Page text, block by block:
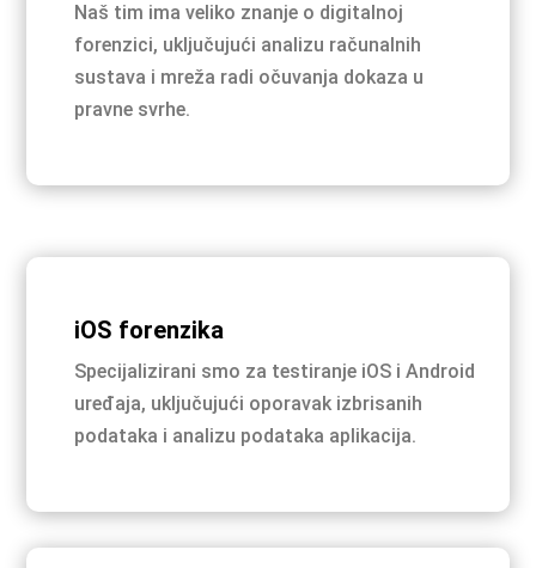
Naš tim ima veliko znanje o digitalnoj
forenzici, uključujući analizu računalnih
sustava i mreža radi očuvanja dokaza u
pravne svrhe.
iOS forenzika
Specijalizirani smo za testiranje iOS i Android
uređaja, uključujući oporavak izbrisanih
podataka i analizu podataka aplikacija.